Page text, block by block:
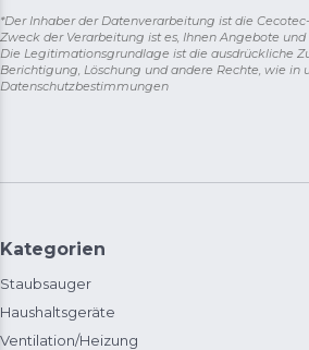
*Der Inhaber der Datenverarbeitung ist die
Zweck der Verarbeitung ist es, Ihnen Angebote
Die Legitimationsgrundlage ist die ausdrückliche
Berichtigung, Löschung und andere Rechte, wie
Datenschutzbestimmungen
Kategorien
Staubsauger
Haushaltsgeräte
Ventilation/Heizung